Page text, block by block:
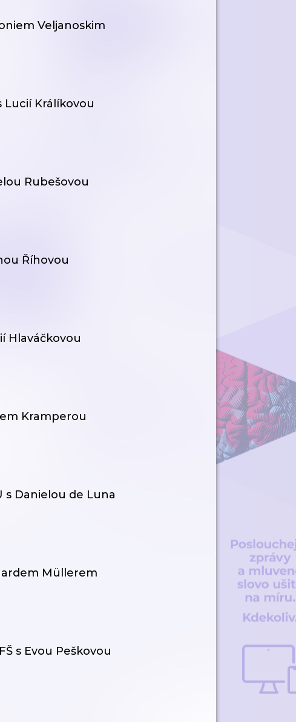
Veljanoskim
Lucií Králíkovou
Rubešovou
Říhovou
Hlaváčkovou
Kramperou
s Danielou de Luna
Müllerem
s Evou Peškovou